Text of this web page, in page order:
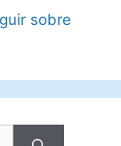
sobre